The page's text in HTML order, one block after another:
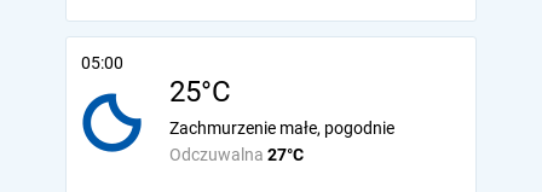
05:00
25°C
Odczuwalna 27°C
Zachmurzenie małe, pogodnie